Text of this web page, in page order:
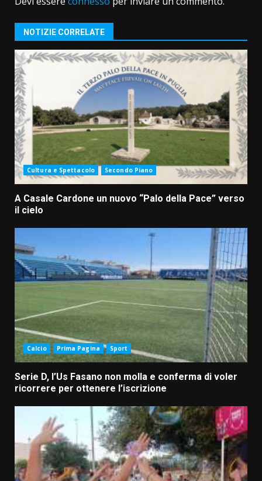
NOTIZIE CORRELATE
Cultura e Spettacolo Secondo Piano
A Casale Cardone un nuovo “Palo della Pace” verso
il cielo
Calcio Prima Pagina Sport
Serie D, l’Us Fasano non molla e conferma di voler
ricorrere per ottenere l’iscrizione